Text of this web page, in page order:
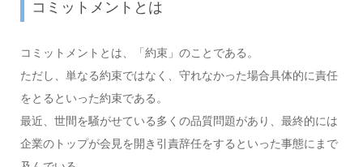
コミットメントとは
コミットメントとは、「約束」のことである。
ただし、単なる約束ではなく、守れなかった場合具体的に責任
をとるといった約束である。
最近、世間を騒がせている多くの品質問題があり、最終的には
企業のトップが会見を開き引責辞任をするといった事態にまで